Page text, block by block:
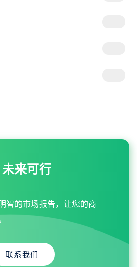
来可行
智的市场报告，让您的商
联系我们